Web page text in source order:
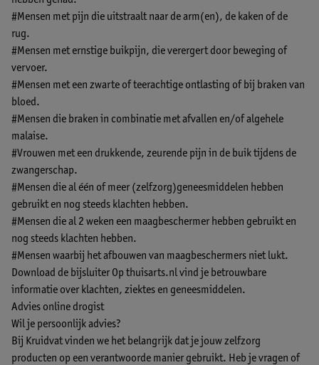
#Mensen met pijn die uitstraalt naar de arm(en), de kaken of de
rug.
#Mensen met ernstige buikpijn, die verergert door beweging of
vervoer.
#Mensen met een zwarte of teerachtige ontlasting of bij braken van
bloed.
#Mensen die braken in combinatie met afvallen en/of algehele
malaise.
#Vrouwen met een drukkende, zeurende pijn in de buik tijdens de
zwangerschap.
#Mensen die al één of meer (zelfzorg)geneesmiddelen hebben
gebruikt en nog steeds klachten hebben.
#Mensen die al 2 weken een maagbeschermer hebben gebruikt en
nog steeds klachten hebben.
#Mensen waarbij het afbouwen van maagbeschermers niet lukt.
Download de bijsluiter Op thuisarts.nl vind je betrouwbare
informatie over klachten, ziektes en geneesmiddelen.
Advies online drogist
Wil je persoonlijk advies?
Bij Kruidvat vinden we het belangrijk dat je jouw zelfzorg
producten op een verantwoorde manier gebruikt. Heb je vragen of